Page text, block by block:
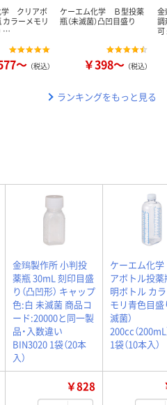
学 クリアボ
カラーメモリ
…
～ （税込）
ケーエム化学 Ｂ型投薬
瓶（未滅菌）凸凹目盛り
￥398～ （税込）
調
可
ランキングをもっと見る
金鵄製作所 小判投
薬瓶 30mL 刻印目盛
り（凸凹形） キャップ
色:白 未滅菌 商品コ
ード:20000と同一製
品・入数違い
BIN3020 1袋（20本
入）
ケーエム化学
アボトル投薬
明ボトル カ
モリ青色目盛
滅菌）
200cc（200mL
1袋（10本入）
￥828